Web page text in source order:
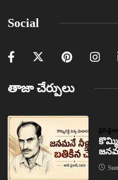
Social
తాజా చేర్పులు